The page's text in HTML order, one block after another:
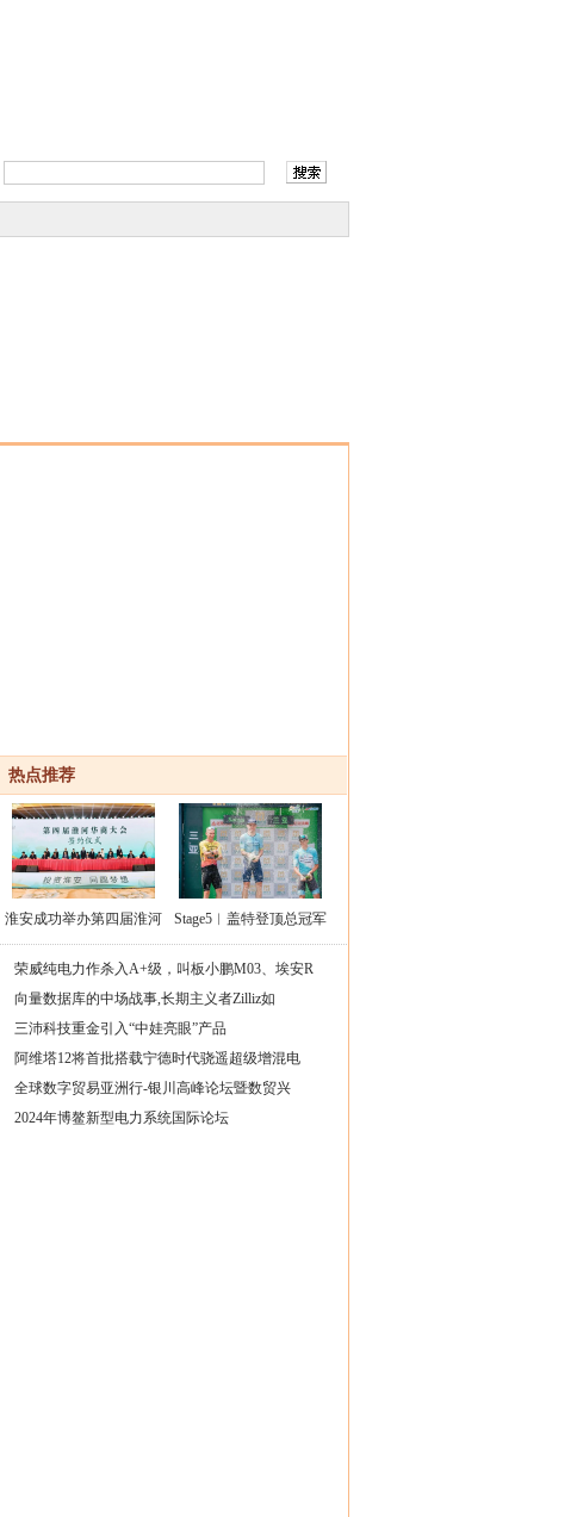
热点推荐
淮安成功举办第四届淮河
总投资
Stage5︱盖特登顶总冠军
衫！
荣威纯电力作杀入A+级，叫板小鹏M03、埃安R
向量数据库的中场战事,长期主义者Zilliz如
三沛科技重金引入“中娃亮眼”产品
阿维塔12将首批搭载宁德时代骁遥超级增混电
全球数字贸易亚洲行-银川高峰论坛暨数贸兴
2024年博鳌新型电力系统国际论坛